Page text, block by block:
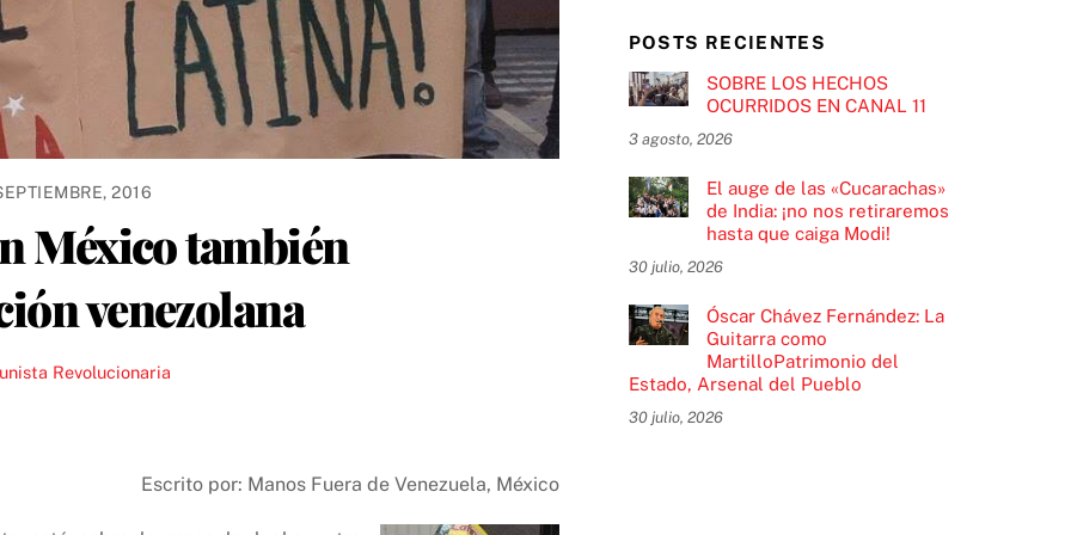
2016
México también
venezolana
Revolucionaria
Escrito por: Manos Fuera de Venezuela, México
POSTS RECIENTES
SOBRE LOS HECHOS
OCURRIDOS EN CANAL 11
3 agosto, 2026
El auge de las «Cucarachas»
de India: ¡no nos retiraremos
hasta que caiga Modi!
30 julio, 2026
Óscar Chávez Fernández: La
Guitarra como
MartilloPatrimonio del
Estado, Arsenal del Pueblo
30 julio, 2026